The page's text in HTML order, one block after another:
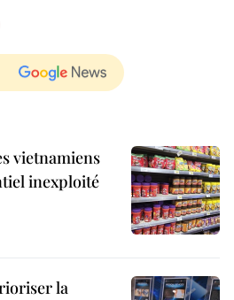
vietnamiens
inexploité
la